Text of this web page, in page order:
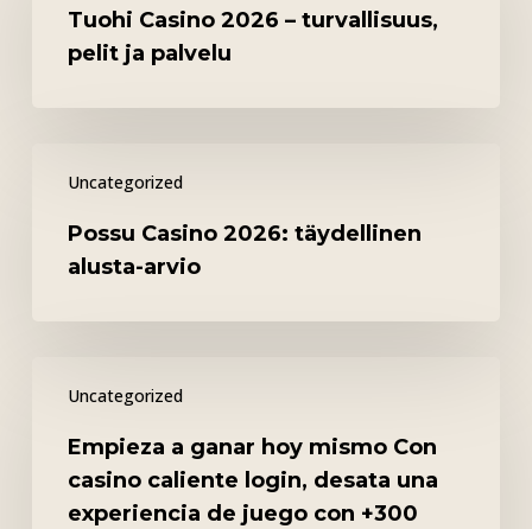
turvallisuus,
Tuohi Casino 2026 – turvallisuus,
pelit ja palvelu
Uncategorized
Casino
Possu Casino 2026: täydellinen
alusta-arvio
Uncategorized
Empieza a ganar hoy mismo Con
casino caliente login, desata una
experiencia de juego con +300